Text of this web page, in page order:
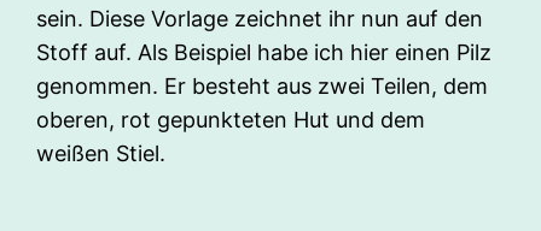
sein. Diese Vorlage zeichnet ihr nun auf den
Stoff auf. Als Beispiel habe ich hier einen Pilz
genommen. Er besteht aus zwei Teilen, dem
oberen, rot gepunkteten Hut und dem
weißen Stiel.